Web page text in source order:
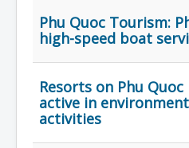
Phu Quoc Tourism:
high-speed boat
Resorts on Phu
active in
activities